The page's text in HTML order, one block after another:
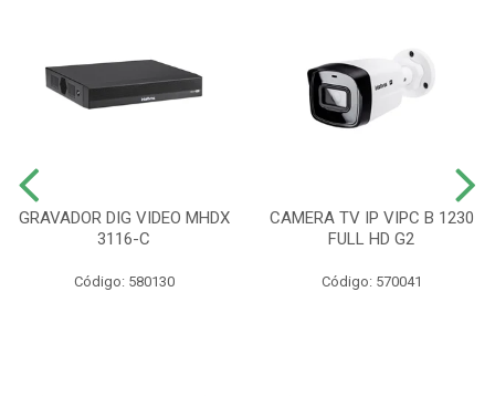
GRAVADOR DIG VIDEO MHDX
3116-C
Código: 580130
CAMERA TV IP VIPC B 1230
FULL HD G2
Código: 570041